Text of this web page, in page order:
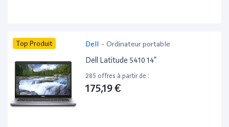
Top Produit Dell - Ordinateur portable
Dell Latitude 5410 14”
285 offres à partir de :
175,19 €